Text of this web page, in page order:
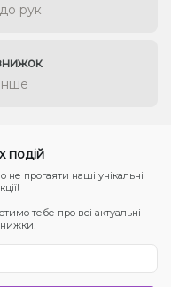
рук
подій
прогаяти наші унікальні
тебе про всі актуальні